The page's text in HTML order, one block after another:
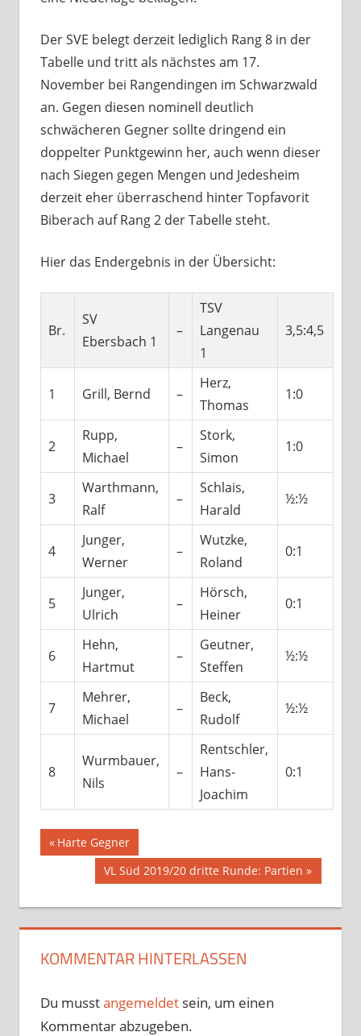
Der SVE belegt derzeit lediglich Rang 8 in der
Tabelle und tritt als nächstes am 17.
November bei Rangendingen im Schwarzwald
an. Gegen diesen nominell deutlich
schwächeren Gegner sollte dringend ein
doppelter Punktgewinn her, auch wenn dieser
nach Siegen gegen Mengen und Jedesheim
derzeit eher überraschend hinter Topfavorit
Biberach auf Rang 2 der Tabelle steht.
Hier das Endergebnis in der Übersicht:
Br.
SV
Ebersbach 1
–
TSV
Langenau
1
3,5:4,5
1 Grill, Bernd –
Herz,
Thomas
1:0
2
Rupp,
Michael
–
Stork,
Simon
1:0
3
Warthmann,
Ralf
–
Schlais,
Harald
½:½
4
Junger,
Werner
–
Wutzke,
Roland
0:1
5
Junger,
Ulrich
–
Hörsch,
Heiner
0:1
6
Hehn,
Hartmut
–
Geutner,
Steffen
½:½
7
Mehrer,
Michael
–
Beck,
Rudolf
½:½
8
Wurmbauer,
Nils
–
Rentschler,
Hans-
Joachim
0:1
Beitragsnavigation
Vorheriger
Beitrag:
Harte Gegner
Nächster
Beitrag:
VL Süd 2019/20 dritte Runde: Partien
KOMMENTAR HINTERLASSEN
Du musstangemeldetsein, um einen
Kommentar abzugeben.